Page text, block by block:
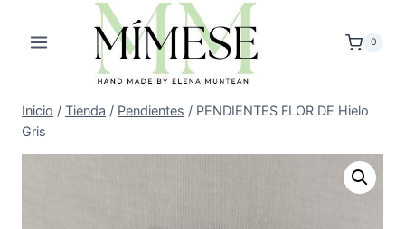
0
Inicio / Tienda / Pendientes / PENDIENTES FLOR DE Hielo
Gris